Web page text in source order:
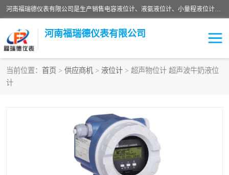
河南福瑞德仪表有限公司是生产销售电容液位计、液氨液位计、小量程液位计定制、智能锅炉水位计、液氮液位计等；并在产品开发、研制的过程中，吸取国内外仪器仪表的技术精华，建立了一支高、精、尖的科研开发队伍，使产品性能不断升级。
河南福瑞德仪表有限公司
当前位置： 首页 > 供应商机 > 液位计 > 超声物位计 超声波牛奶液位
计
液氮液位计
液位计传感器定制